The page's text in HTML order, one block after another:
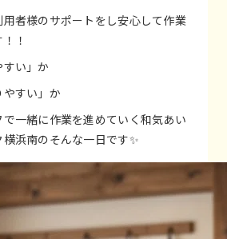
者様のサポートをし安心して作業
！
い」か
すい」か
一緒に作業を進めていく和気あい
浜南のそんな一日です✨